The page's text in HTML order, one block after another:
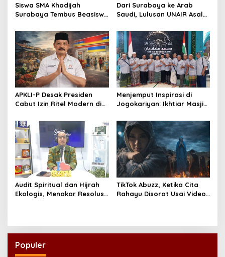
Siswa SMA Khadijah
Surabaya Tembus Beasiswa
Jalur Prestasi
Dari Surabaya ke Arab
Saudi, Lulusan UNAIR Asal
Kreatif Global
APKLI-P Desak Presiden
Cabut Izin Ritel Modern di
Rakyat
Menjemput Inspirasi di
Jogokariyan: Ikhtiar Masjid
Mewujudkan Manajemen
Berbasis Umat
Audit Spiritual dan Hijrah
Ekologis, Menakar Resolusi
TikTok Abuzz, Ketika Cita
Rahayu Disorot Usai Video
Populer